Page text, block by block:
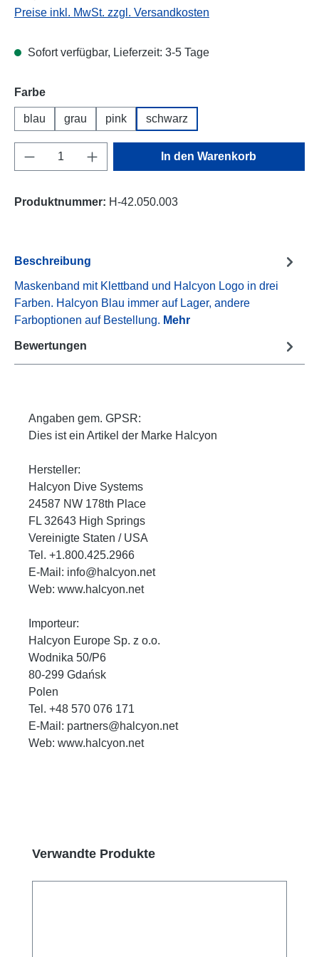
Preise inkl. MwSt. zzgl. Versandkosten
Sofort verfügbar, Lieferzeit: 3-5 Tage
Farbeauswählen
blau grau pink schwarz
Produkt Anzahl: Gib den gewünschten
In den Warenkorb
Produktnummer: H-42.050.003
Beschreibung
Maskenband mit Klettband und Halcyon Logo in drei
Farben. Halcyon Blau immer auf Lager, andere
Farboptionen auf Bestellung. Mehr
Bewertungen
Angaben gem. GPSR:
Dies ist ein Artikel der Marke Halcyon
Hersteller:
Halcyon Dive Systems
24587 NW 178th Place
FL 32643 High Springs
Vereinigte Staten / USA
Tel. +1.800.425.2966
E-Mail: info@halcyon.net
Web: www.halcyon.net
Importeur:
Halcyon Europe Sp. z o.o.
Wodnika 50/P6
80-299 Gdańsk
Polen
Tel. +48 570 076 171
E-Mail: partners@halcyon.net
Web: www.halcyon.net
Produktgalerie überspringen
Verwandte Produkte